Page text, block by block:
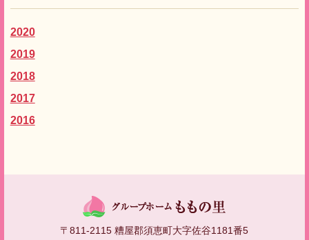
2020
2019
2018
2017
2016
〒811-2115 糟屋郡須恵町大字佐谷1181番5